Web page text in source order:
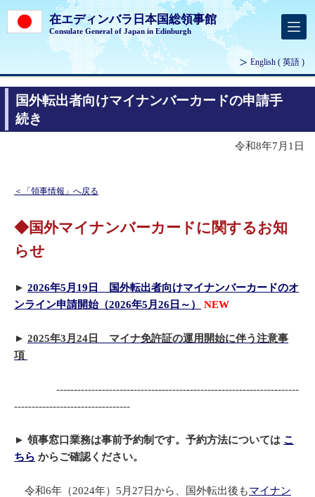
在エディンバラ日本国総領事館
Consulate General of Japan in Edinburgh
English ( 英語 )
国外転出者向けマイナンバーカードの申請手
続き
令和8年7月1日
＜「領事情報」へ戻る
◆国外マイナンバーカードに関するお知
らせ
► 2026年5月19日 国外転出者向けマイナンバーカードのオ
ンライン申請開始（2026年5月26日～）
NEW
► 2025年3月24日 マイナ免許証の運用開始に伴う注意事
項
‐​‐​‐​‐​‐​‐​‐​‐​‐​‐​‐​‐​‐​‐​‐​‐​‐​‐​‐​‐​‐​‐​‐​‐​‐​‐​‐​‐​‐​‐​‐​‐​‐​‐​‐​‐​‐‐​‐​‐​‐​‐​‐​‐​‐​‐​‐​‐​‐​‐​‐​‐​‐​‐​‐​‐​‐​‐​‐​‐​‐​‐​‐​‐​‐​‐​‐​‐​‐​
‐​‐​‐​‐​‐‐​‐​‐​‐​‐​‐​‐​‐​‐​‐​‐​‐​‐​‐​‐​‐​‐​‐​‐​‐​‐​‐​‐​‐​‐​‐​‐​‐​
► 領事窓口業務は事前予約制です。予約方法については こ
ちら からご確認ください。
令和6年（2024年）5月27日から、国外転出後もマイナン